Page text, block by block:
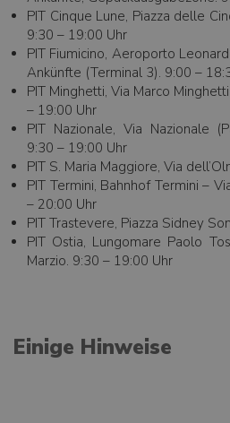
PIT Cinque Lune, Piazza delle
9:30 – 19:00 Uhr
PIT Fiumicino, Aeroporto
Ankünfte (Terminal 3). 9:00 –
PIT Minghetti, Via Marco
– 19:00 Uhr
PIT Nazionale, Via Nazionale
9:30 – 19:00 Uhr
PIT S. Maria Maggiore, Via
PIT Termini, Bahnhof Termini –
– 20:00 Uhr
PIT Trastevere, Piazza Sidney
PIT Ostia, Lungomare Paolo
Marzio. 9:30 – 19:00 Uhr
Einige Hinweise